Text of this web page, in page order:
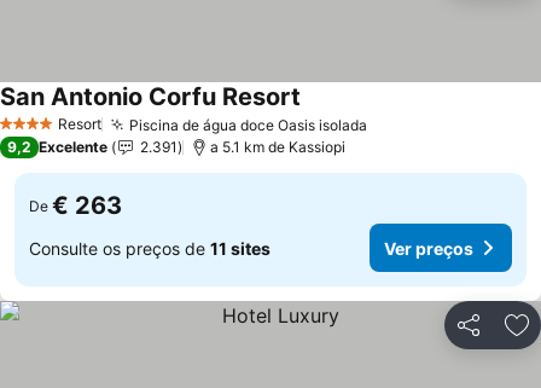
4 EstrelasResort Piscina de água doce Oasis isolada
San Antonio Corfu Resort
9,2 Excelente 2.391 a 5.1 km de Kassiopi
De € 263
Consulte os preços de 11 sites Ver preços
Partilhar